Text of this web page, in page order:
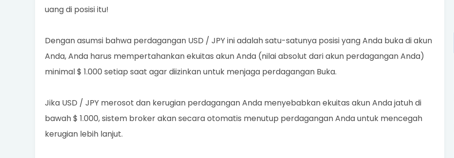
uang di posisi itu!
Dengan asumsi bahwa perdagangan USD / JPY ini adalah satu-satunya posisi yang Anda buka di akun
Anda, Anda harus mempertahankan ekuitas akun Anda (nilai absolut dari akun perdagangan Anda)
minimal $ 1.000 setiap saat agar diizinkan untuk menjaga perdagangan Buka.
Jika USD / JPY merosot dan kerugian perdagangan Anda menyebabkan ekuitas akun Anda jatuh di
bawah $ 1.000, sistem broker akan secara otomatis menutup perdagangan Anda untuk mencegah
kerugian lebih lanjut.